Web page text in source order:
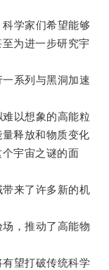
学家们希望能够
为进一步研究宇
系列与黑洞加速
以想象的高能粒
释放和物质变化
宇宙之谜的面
来了许多新的机
，推动了高能物
望打破传统科学